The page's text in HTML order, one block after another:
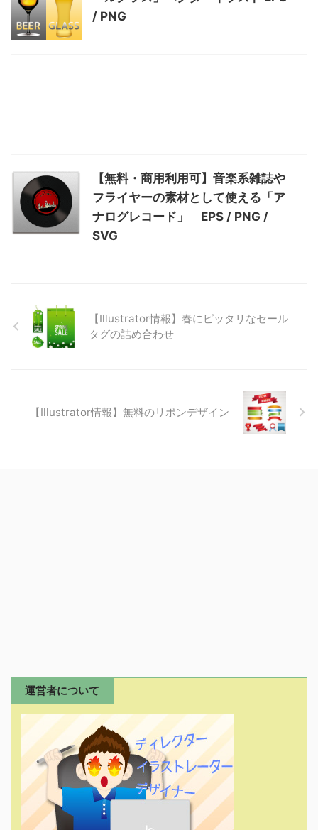
/ PNG
【無料・商用利用可】音楽系雑誌や
フライヤーの素材として使える「ア
ナログレコード」 EPS / PNG /
SVG
【Illustrator情報】春にピッタリなセール
タグの詰め合わせ
【Illustrator情報】無料のリボンデザイン
運営者について